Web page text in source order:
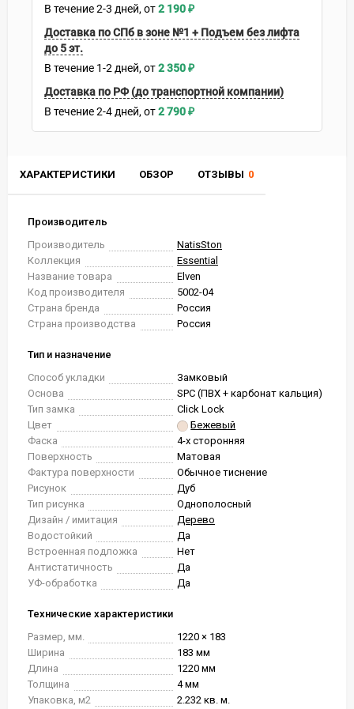
ХАРАКТЕРИСТИКИ ОБЗОР ОТЗЫВЫ 0
Производитель
Производитель
NatisSton
Коллекция
Essential
Название товара
Elven
Код производителя
5002-04
Страна бренда
Россия
Страна производства
Россия
Тип и назначение
Способ укладки
Замковый
Основа
SPC (ПВХ + карбонат кальция)
Тип замка
Click Lock
Цвет
Бежевый
Фаска
4-х сторонняя
Поверхность
Матовая
Фактура поверхности
Обычное тиснение
Рисунок
Дуб
Тип рисунка
Однополосный
Дизайн / имитация
Дерево
Водостойкий
Да
Встроенная подложка
Нет
Антистатичность
Да
УФ-обработка
Да
Технические характеристики
Размер, мм.
1220 × 183
Ширина
183 мм
Длина
1220 мм
Толщина
4 мм
Упаковка, м2
2.232 кв. м.
В течение2-3 дней 2 190₽
Доставка по СПб в зоне №1 + Подъем без лифта
до 5 эт.
В течение 1-2 дней 2 350₽
Доставка по РФ (до транспортной компании)
В течение2-4 дней 2 790₽